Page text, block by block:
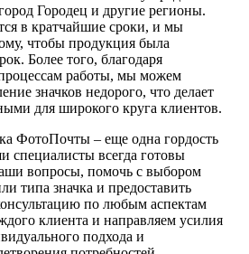
Городец и другие регионы.
в кратчайшие сроки, и мы
чтобы продукция была
Более того, благодаря
работы, мы можем
значков недорого, что делает
для широкого круга клиентов.
ФотоПочты – еще одна гордость
специалисты всегда готовы
вопросы, помочь с выбором
типа значка и предоставить
по любым аспектам
клиента и направляем усилия
подхода и